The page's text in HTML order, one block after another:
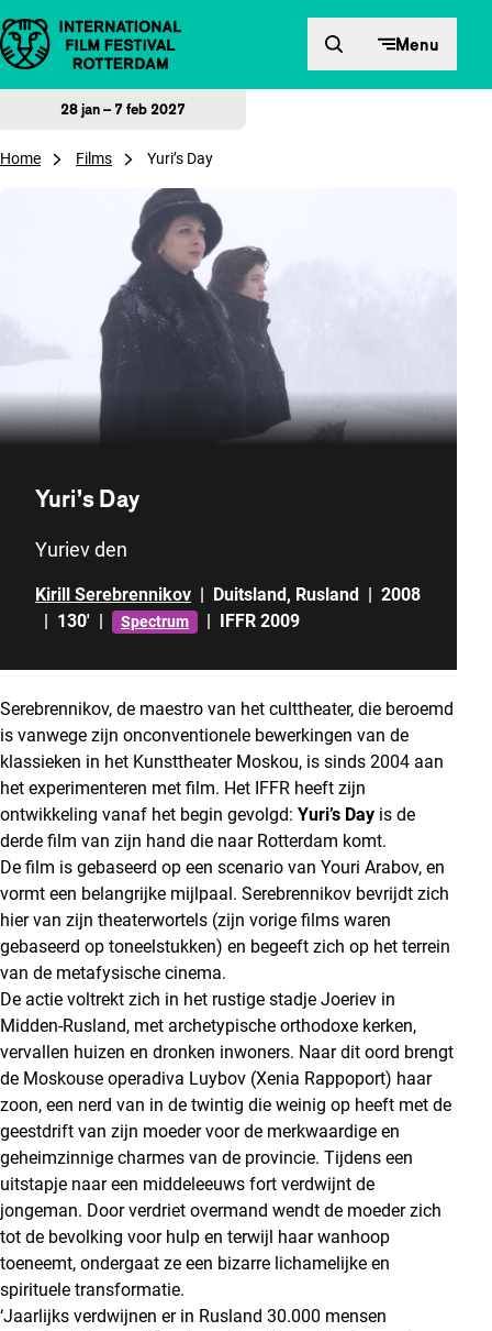
Direct naar inhoud Menu
28 jan – 7 feb 2027
Home Films Yuri’s Day
Yuri’s Day
Yuriev den
Kirill Serebrennikov | Duitsland, Rusland | 2008
| 130' | Spectrum | IFFR 2009
Serebrennikov, de maestro van het culttheater, die beroemd
is vanwege zijn onconventionele bewerkingen van de
klassieken in het Kunsttheater Moskou, is sinds 2004 aan
het experimenteren met film. Het IFFR heeft zijn
ontwikkeling vanaf het begin gevolgd: Yuri’s Day is de
derde film van zijn hand die naar Rotterdam komt.
De film is gebaseerd op een scenario van Youri Arabov, en
vormt een belangrijke mijlpaal. Serebrennikov bevrijdt zich
hier van zijn theaterwortels (zijn vorige films waren
gebaseerd op toneelstukken) en begeeft zich op het terrein
van de metafysische cinema.
De actie voltrekt zich in het rustige stadje Joeriev in
Midden-Rusland, met archetypische orthodoxe kerken,
vervallen huizen en dronken inwoners. Naar dit oord brengt
de Moskouse operadiva Luybov (Xenia Rappoport) haar
zoon, een nerd van in de twintig die weinig op heeft met de
geestdrift van zijn moeder voor de merkwaardige en
geheimzinnige charmes van de provincie. Tijdens een
uitstapje naar een middeleeuws fort verdwijnt de
jongeman. Door verdriet overmand wendt de moeder zich
tot de bevolking voor hulp en terwijl haar wanhoop
toeneemt, ondergaat ze een bizarre lichamelijke en
spirituele transformatie.
‘Jaarlijks verdwijnen er in Rusland 30.000 mensen